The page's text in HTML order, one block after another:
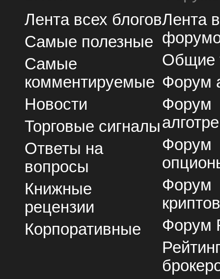
Лента всех блогов
Самые полезные
Самые
комментируемые
Новости
Торговые сигналы
Ответы на
вопросы
Книжные
рецензии
Корпоративные
Лента
Общие
Форум
Форум
Форум
Форум
Форум